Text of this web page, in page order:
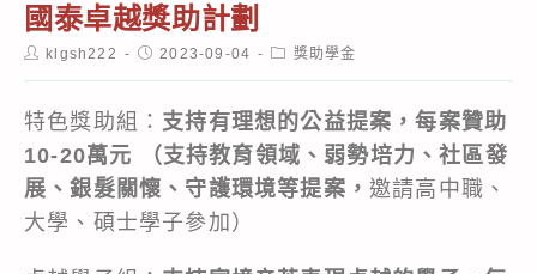
國泰卓越獎助計劃
Postklgsh222
Post2023-09-04
Post獎助學金
特色獎助組： 支持有理想的公益提案，每案贊助
10-20萬元 （支持教育領域、弱勢培力、社區發
展、銀髮關懷、守護環境等提案， 邀請高中職、
大學、碩士學子參加）